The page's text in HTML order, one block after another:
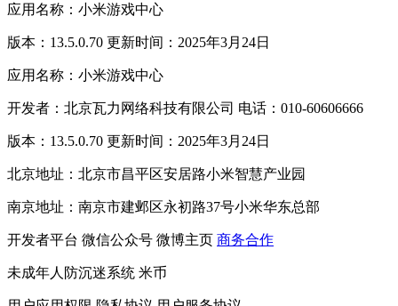
应用名称：小米游戏中心
版本：13.5.0.70 更新时间：2025年3月24日
应用名称：小米游戏中心
开发者：北京瓦力网络科技有限公司 电话：010-60606666
版本：13.5.0.70 更新时间：2025年3月24日
北京地址：北京市昌平区安居路小米智慧产业园
南京地址：南京市建邺区永初路37号小米华东总部
开发者平台 微信公众号 微博主页 商务合作
未成年人防沉迷系统 米币